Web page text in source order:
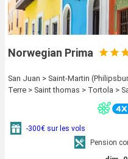
Norwegian Prima
San Juan > Saint-Martin
Terre > Saint thomas > Tortola >
-300€ sur les vols
Pension